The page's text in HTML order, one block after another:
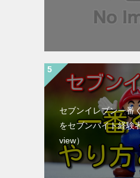
セブンイレブン一番
をセブンバイト経験
view）